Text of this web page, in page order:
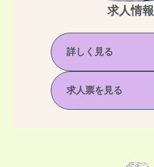
求人情報
詳しく見る
求人票を見る